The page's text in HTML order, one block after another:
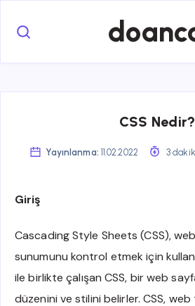
CSS Nedir?
Yayınlanma: 11.02.2022 3
Giriş
Cascading Style Sheets (CSS),
sunumunu kontrol etmek için
ile birlikte çalışan CSS, bir web
düzenini ve stilini belirler. CSS, web